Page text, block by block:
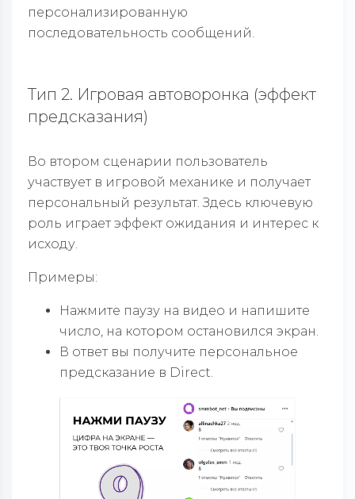
персонализированную
последовательность сообщений.
Тип 2. Игровая автоворонка (эффект
предсказания)
Во втором сценарии пользователь
участвует в игровой механике и получает
персональный результат. Здесь ключевую
роль играет эффект ожидания и интерес к
исходу.
Примеры:
Нажмите паузу на видео и напишите
число, на котором остановился экран.
В ответ вы получите персональное
предсказание в Direct.